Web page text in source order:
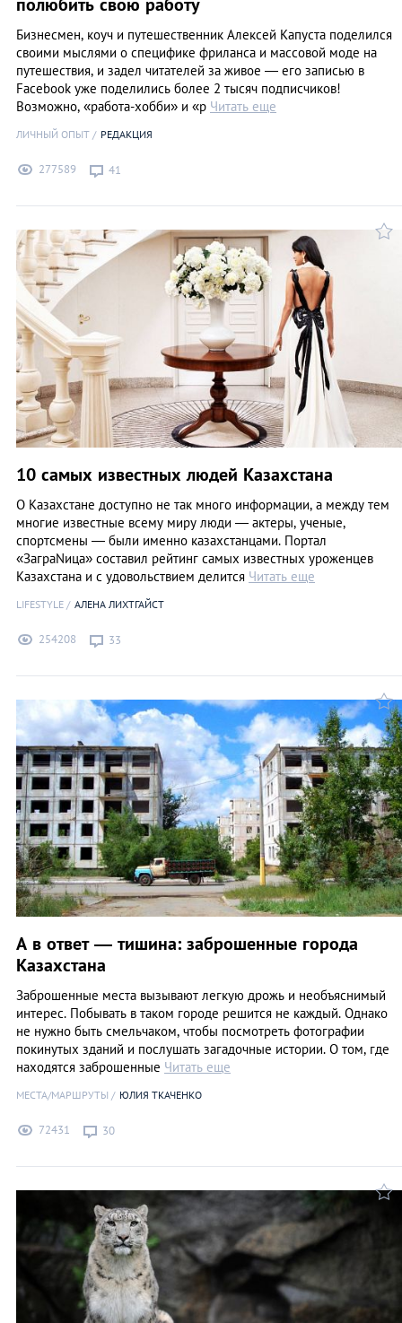
полюбить свою работу
Бизнесмен, коуч и путешественник Алексей Капуста поделился
своими мыслями о специфике фриланса и массовой моде на
путешествия, и задел читателей за живое — его записью в
Facebook уже поделились более 2 тысяч подписчиков!
Возможно, «работа-хобби» и «р Читать еще
ЛИЧНЫЙ ОПЫТ РЕДАКЦИЯ
277589 41
10 самых известных людей Казахстана
О Казахстане доступно не так много информации, а между тем
многие известные всему миру люди — актеры, ученые,
спортсмены — были именно казахстанцами. Портал
«ЗаграNица» составил рейтинг самых известных уроженцев
Казахстана и с удовольствием делится Читать еще
LIFESTYLE АЛЕНА ЛИХТГАЙСТ
254208 33
А в ответ — тишина: заброшенные города
Казахстана
Заброшенные места вызывают легкую дрожь и необъяснимый
интерес. Побывать в таком городе решится не каждый. Однако
не нужно быть смельчаком, чтобы посмотреть фотографии
покинутых зданий и послушать загадочные истории. О том, где
находятся заброшенные Читать еще
МЕСТА/МАРШРУТЫ ЮЛИЯ ТКАЧЕНКО
72431 30